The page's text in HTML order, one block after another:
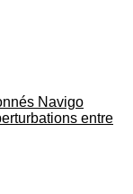
Navigo
entre